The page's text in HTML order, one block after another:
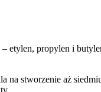
etylen, propylen i
na stworzenie aż